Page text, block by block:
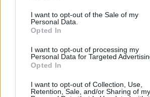
I want to opt-out of the Sale of my
Personal Data.
Opted In
I want to opt-out of processing my
Personal Data for Targeted
Opted In
I want to opt-out of Collection, Use,
Retention, Sale, and/or Sharing of my